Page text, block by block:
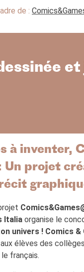
de :
et
à inventer,
Un projet
Italia organise le
univers ! Comics &
élèves des
français.